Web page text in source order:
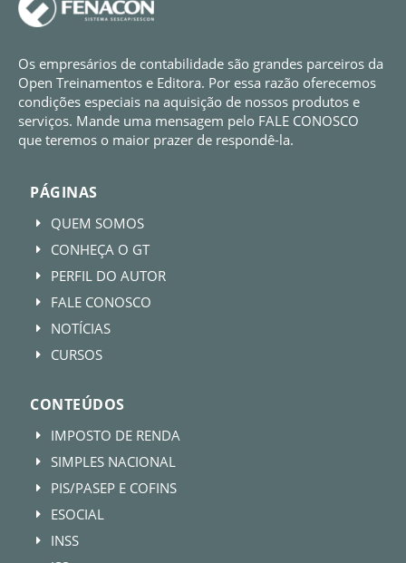
Os empresários de contabilidade são grandes parceiros da
Open Treinamentos e Editora. Por essa razão oferecemos
condições especiais na aquisição de nossos produtos e
serviços. Mande uma mensagem pelo FALE CONOSCO
que teremos o maior prazer de respondê-la.
PÁGINAS
E QUEM SOMOS
E CONHEÇA O GT
E PERFIL DO AUTOR
E FALE CONOSCO
E NOTÍCIAS
E CURSOS
CONTEÚDOS
E IMPOSTO DE RENDA
E SIMPLES NACIONAL
E PIS/PASEP E COFINS
E ESOCIAL
E INSS